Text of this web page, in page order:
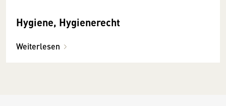
Hygiene, Hygienerecht
Weiterlesen